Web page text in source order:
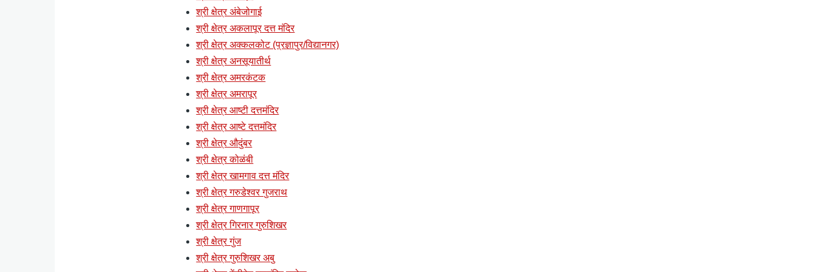
श्री क्षेत्र अंबेजोगाई
श्री क्षेत्र अकलापूर दत्त मंदिर
श्री क्षेत्र अक्कलकोट (प्रज्ञापुर/विद्यानगर)
श्री क्षेत्र अनसूयातीर्थ
श्री क्षेत्र अमरकंटक
श्री क्षेत्र अमरापूर
श्री क्षेत्र आष्टी दत्तमंदिर
श्री क्षेत्र आष्टे दत्तमंदिर
श्री क्षेत्र औदुंबर
श्री क्षेत्र कोळंबी
श्री क्षेत्र खामगाव दत्त मंदिर
श्री क्षेत्र गरुडेश्वर गुजराथ
श्री क्षेत्र गाणगापूर
श्री क्षेत्र गिरनार गुरुशिखर
श्री क्षेत्र गुंज
श्री क्षेत्र गुरुशिखर अबु